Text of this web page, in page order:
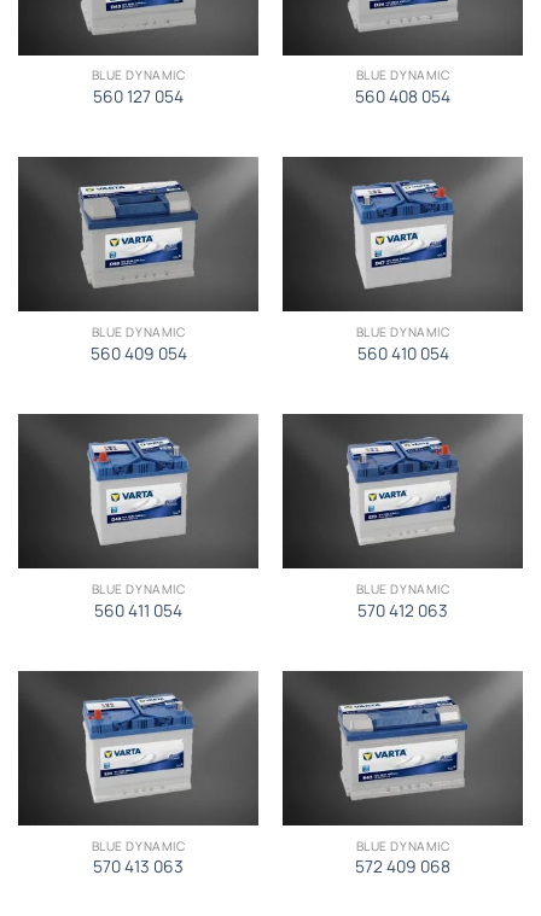
BLUE DYNAMIC
560 127 054
BLUE DYNAMIC
560 408 054
BLUE DYNAMIC
560 409 054
BLUE DYNAMIC
560 410 054
BLUE DYNAMIC
560 411 054
BLUE DYNAMIC
570 412 063
BLUE DYNAMIC
570 413 063
BLUE DYNAMIC
572 409 068